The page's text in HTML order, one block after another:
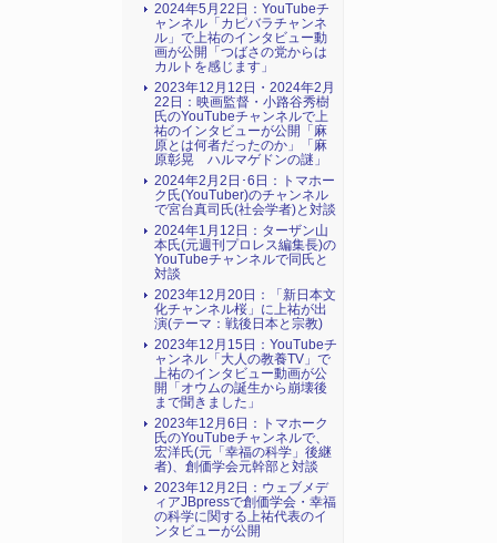
2024年5月22日：YouTubeチ
ャンネル「カピバラチャンネ
ル」で上祐のインタビュー動
画が公開「つばさの党からは
カルトを感じます」
2023年12月12日・2024年2月
22日：映画監督・小路谷秀樹
氏のYouTubeチャンネルで上
祐のインタビューが公開「麻
原とは何者だったのか」「麻
原彰晃 ハルマゲドンの謎」
2024年2月2日･6日：トマホー
ク氏(YouTuber)のチャンネル
で宮台真司氏(社会学者)と対談
2024年1月12日：ターザン山
本氏(元週刊プロレス編集長)の
YouTubeチャンネルで同氏と
対談
2023年12月20日：「新日本文
化チャンネル桜」に上祐が出
演(テーマ：戦後日本と宗教)
2023年12月15日：YouTubeチ
ャンネル「大人の教養TV」で
上祐のインタビュー動画が公
開「オウムの誕生から崩壊後
まで聞きました」
2023年12月6日：トマホーク
氏のYouTubeチャンネルで、
宏洋氏(元「幸福の科学」後継
者)、創価学会元幹部と対談
2023年12月2日：ウェブメデ
ィアJBpressで創価学会・幸福
の科学に関する上祐代表のイ
ンタビューが公開